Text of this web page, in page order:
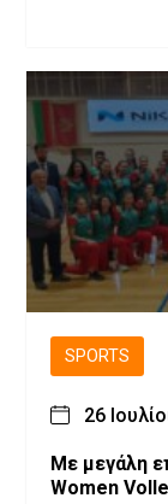
SPORTS
26
Με μεγάλη
Women